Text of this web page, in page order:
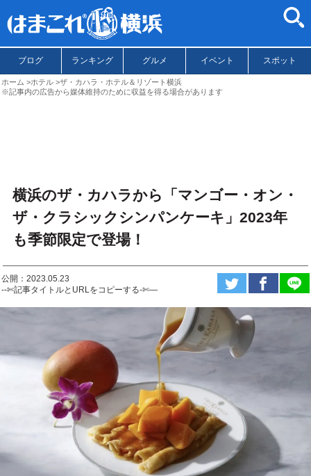
ブログ ランキング グルメ イベント スポット
ホーム ホテル
ザ・カハラ・ホテル＆リゾート横浜
※記事内の広告から媒体維持のために収益を得る場合があります
横浜のザ・カハラから「マンゴー・オン・
ザ・クラシックシンパンケーキ」2023年
も季節限定で登場！
公開：2023.05.23
--✄記事タイトルとURLをコピーする-✄—